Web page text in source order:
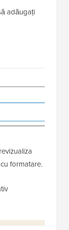
adăugați
formatare.